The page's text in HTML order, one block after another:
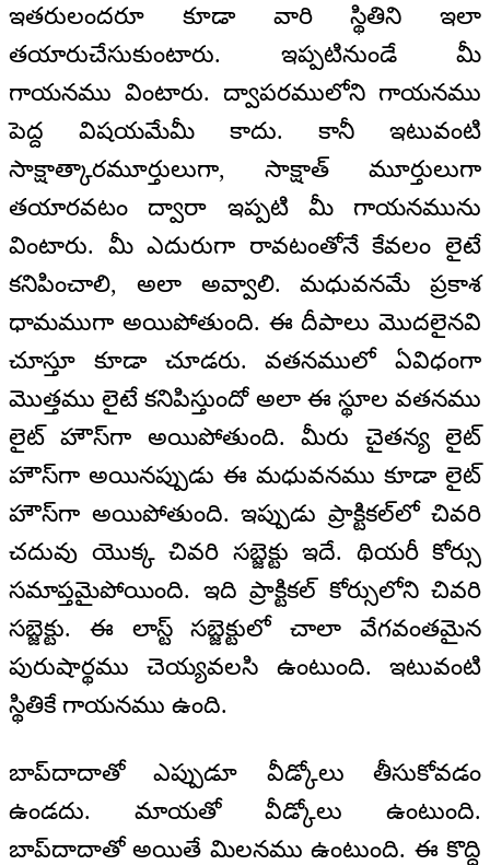
ఇతరులందరూ కూడా వారి స్థితిని ఇలా
తయారుచేసుకుంటారు. ఇప్పటినుండే మీ
గాయనము వింటారు. ద్వాపరములోని గాయనము
పెద్ద విషయమేమీ కాదు. కానీ ఇటువంటి
సాక్షాత్కారమూర్తులుగా, సాక్షాత్ మూర్తులుగా
తయారవటం ద్వారా ఇప్పటి మీ గాయనమును
వింటారు. మీ ఎదురుగా రావటంతోనే కేవలం లైటే
కనిపించాలి, అలా అవ్వాలి. మధువనమే ప్రకాశ
ధామముగా అయిపోతుంది. ఈ దీపాలు మొదలైనవి
చూస్తూ కూడా చూడరు. వతనములో ఏవిధంగా
మొత్తము లైటే కనిపిస్తుందో అలా ఈ స్థూల వతనము
లైట్ హౌస్‌గా అయిపోతుంది. మీరు చైతన్య లైట్
హౌస్‌గా అయినప్పుడు ఈ మధువనము కూడా లైట్
హౌస్‌గా అయిపోతుంది. ఇప్పుడు ప్రాక్టికల్‌లో చివరి
చదువు యొక్క చివరి సబ్జెక్టు ఇదే. థియరీ కోర్సు
సమాప్తమైపోయింది. ఇది ప్రాక్టికల్ కోర్సులోని చివరి
సబ్జెక్టు. ఈ లాస్ట్ సబ్జెక్టులో చాలా వేగవంతమైన
పురుషార్థము చెయ్యవలసి ఉంటుంది. ఇటువంటి
స్థితికే గాయనము ఉంది.
బాప్‌దాదాతో ఎప్పుడూ వీడ్కోలు తీసుకోవడం
ఉండదు. మాయతో వీడ్కోలు ఉంటుంది.
బాప్‌దాదాతో అయితే మిలనము ఉంటుంది. ఈ కొద్ది